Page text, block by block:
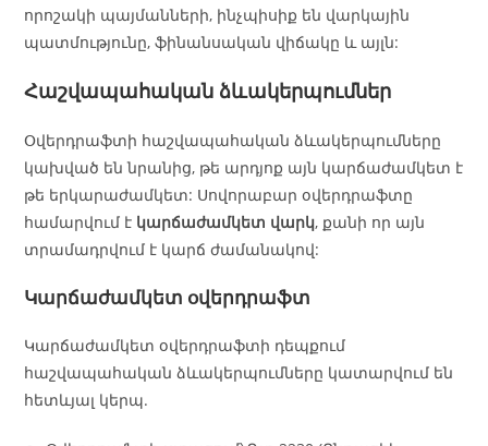
որոշակի պայմանների, ինչպիսիք են վարկային
պատմությունը, ֆինանսական վիճակը և այլն:
Հաշվապահական ձևակերպումներ
Օվերդրաֆտի հաշվապահական ձևակերպումները
կախված են նրանից, թե արդյոք այն կարճաժամկետ է
թե երկարաժամկետ: Սովորաբար օվերդրաֆտը
համարվում է կարճաժամկետ վարկ, քանի որ այն
տրամադրվում է կարճ ժամանակով:
Կարճաժամկետ օվերդրաֆտ
Կարճաժամկետ օվերդրաֆտի դեպքում
հաշվապահական ձևակերպումները կատարվում են
հետևյալ կերպ.